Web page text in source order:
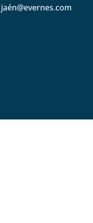
jaén@evernes.com